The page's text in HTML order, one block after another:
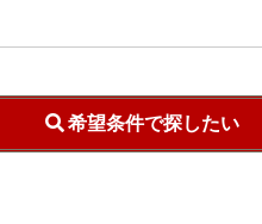
希望条件で探したい